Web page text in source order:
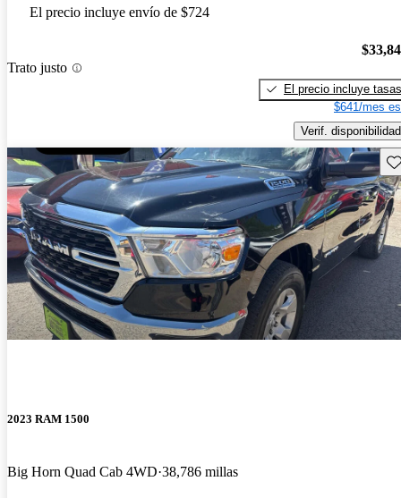
El precio incluye envío de $724
Trato justo
El precio incluye tasas
$641/mes
Verif. disponibilidad
2023 RAM 1500
Big Horn Quad Cab 4WD 38,786 millas